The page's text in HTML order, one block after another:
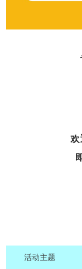
欢